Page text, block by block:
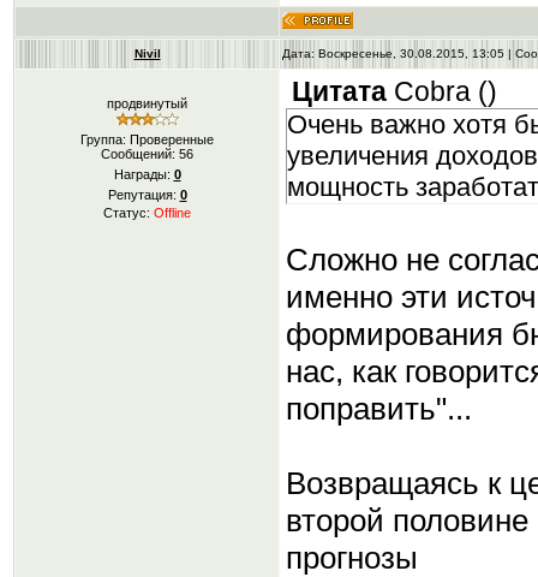
Nivil Дата: Воскресенье, 30.08.2015, 13:05 |
продвинутый
Группа: Проверенные
Сообщений: 56
Награды: 0
Репутация: 0
Статус: Offline
Цитата Cobra ()
Очень важно хотя
увеличения
мощность
Сложно не
именно эти
формирования
нас, как
поправить"...
Возвращаясь к
второй половине
прогнозы